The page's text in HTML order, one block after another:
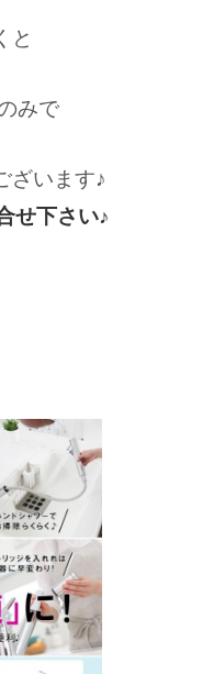
と
みで
ざいます♪
せ下さい♪